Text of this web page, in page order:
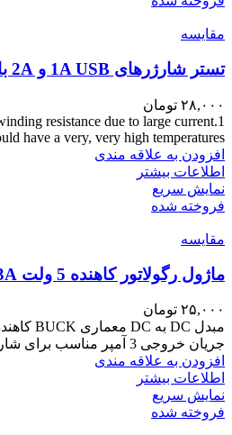
مقايسه
تستر شارژرهای 1A USB و 2A با بار مقاومتی
۲۸,۰۰۰ تومان
resistance due to large current
have a very, very high temperatures ,
افزودن به علاقه مندی
اطلاعات بیشتر
نمایش سریع
فروخته شده
مقايسه
ماژول رگولاتور کاهنده 5 ولت 3A با خروجی USB
۲۵,۰۰۰ تومان
جریان خروجی 3 آمپر مناسب برای شارژ گوشی با باتری ماشین
افزودن به علاقه مندی
اطلاعات بیشتر
نمایش سریع
فروخته شده